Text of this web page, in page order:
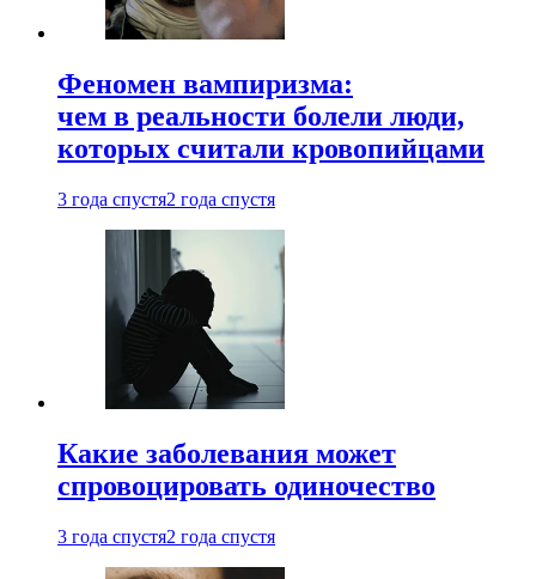
Феномен вампиризма:
чем в реальности болели люди,
которых считали кровопийцами
3 года спустя2 года спустя
Какие заболевания может
спровоцировать одиночество
3 года спустя2 года спустя